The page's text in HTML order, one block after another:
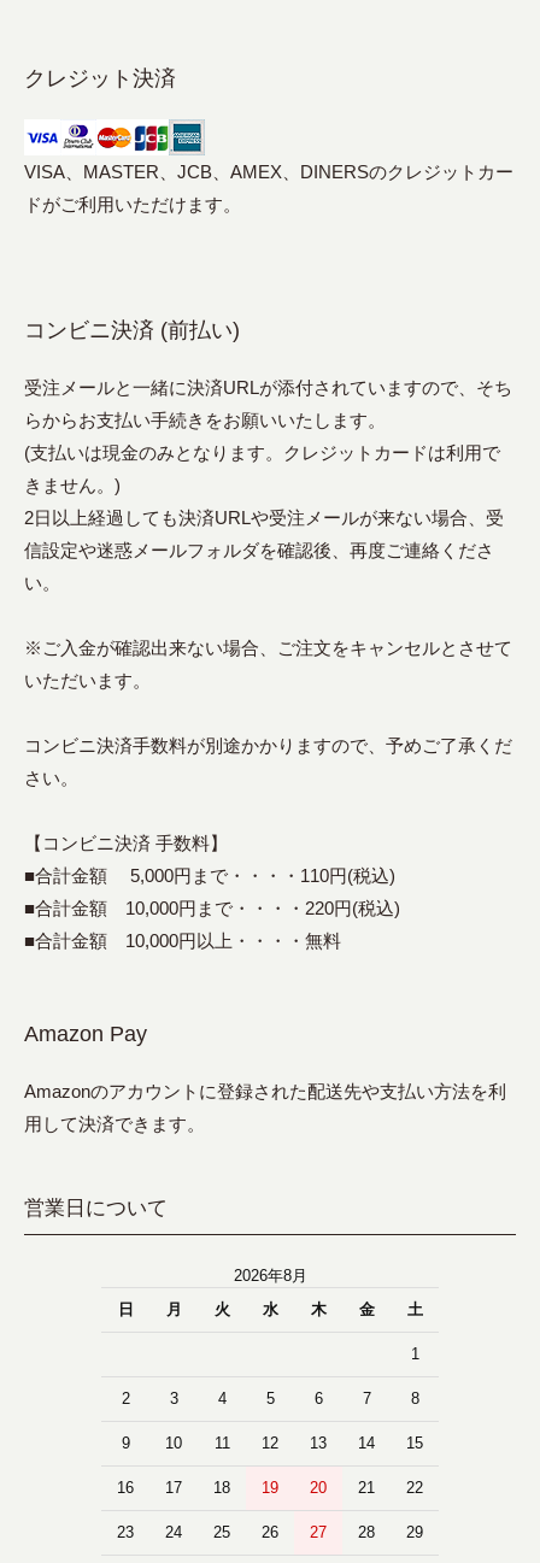
クレジット決済
VISA、MASTER、JCB、AMEX、DINERSのクレジットカー
ドがご利用いただけます。
コンビニ決済 (前払い)
受注メールと一緒に決済URLが添付されていますので、そち
らからお支払い手続きをお願いいたします。
(支払いは現金のみとなります。クレジットカードは利用で
きません。)
2日以上経過しても決済URLや受注メールが来ない場合、受
信設定や迷惑メールフォルダを確認後、再度ご連絡くださ
い。
※ご入金が確認出来ない場合、ご注文をキャンセルとさせて
いただいます。
コンビニ決済手数料が別途かかりますので、予めご了承くだ
さい。
【コンビニ決済 手数料】
■合計金額 5,000円まで・・・・110円(税込)
■合計金額 10,000円まで・・・・220円(税込)
■合計金額 10,000円以上・・・・無料
Amazon Pay
Amazonのアカウントに登録された配送先や支払い方法を利
用して決済できます。
営業日について
2026年8月
日
月 火 水 木 金 土
1
2 3 4 5 6 7 8
9 10 11 12 13 14 15
16 17 18 19 20 21 22
23 24 25 26 27 28 29